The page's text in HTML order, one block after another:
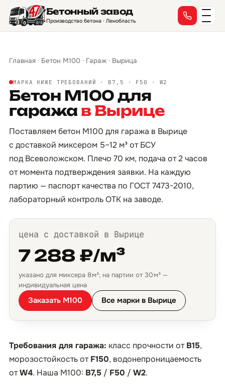
Бетонный завод
Производство бетона · Ленобласть
Главная · Бетон М100 · Гараж · Вырица
МАРКА НИЖЕ ТРЕБОВАНИЙ · B7,5 · F50 · W2
Бетон М100 для
гаража в Вырице
Поставляем бетон М100 для гаража в Вырице
с доставкой миксером 5–12 м³ от БСУ
под Всеволожском. Плечо 70 км, подача от 2 часов
от момента подтверждения заявки. На каждую
партию — паспорт качества по ГОСТ 7473-2010,
лабораторный контроль ОТК на заводе.
цена с доставкой в Вырице
7 288 ₽/м³
указано для миксера 8 м³; на партии от 30 м³ —
индивидуальная цена
Заказать М100 Все марки в Вырице
Требования для гаража: класс прочности отB15,
морозостойкость отF150, водонепроницаемость
отW4. Наша М100: B7,5 / F50 / W2.